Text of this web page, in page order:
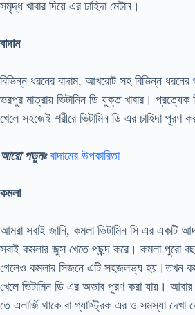
সমৃদ্ধ খাবার দিয়ে এর চাহিদা মেটান।
বাদাম
বিভিন্ন ধরনের বাদাম, আখরোট সহ বিভিন্ন
ভরপুর মাত্রায় ভিটামিন ডি যুক্ত খাবার। প্রত্যেক
খেলে সহজেই শরীরে ভিটামিন ডি এর চাহিদা পূরণ
আরো পড়ুনঃ বাদামের উপকারিতা
কমলা
আমরা সবাই জানি, কমলা ভিটামিন সি এর একটি
সবাই কমলার জুস খেতে পছন্দ করে। কমলা পুরো
গেলেও কমলার সিজনে এটি সহজলভ্য হয়।তখন
খেলে ভিটামিন ডি এর অভাব পূরণ করা যায়। আবার
তে এলার্জি থাকে বা গ্যাস্ট্রিক এর ও সমস্যা দেখা